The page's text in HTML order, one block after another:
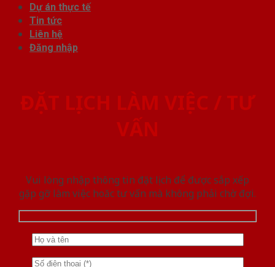
Dự án thực tế
Tin tức
Liên hệ
Đăng nhập
ĐẶT LỊCH LÀM VIỆC / TƯ
VẤN
Vui lòng nhập thông tin đặt lịch để được sắp xếp
gặp gỡ làm việc hoăc tư vấn mà không phải chờ đợi.